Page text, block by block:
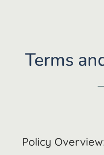
Terms
Policy